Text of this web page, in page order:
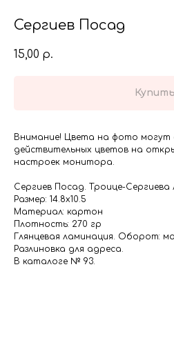
Сергиев Посад
15,00 р.
Купить
Внимание! Цвета на фото могут
действительных цветов на
настроек монитора.
Сергиев Посад. Троице-Сергиева
Размер: 14.8х10.5
Материал: картон
Плотность: 270 гр
Глянцевая ламинация. Оборот:
Разлиновка для адреса.
В каталоге № 93.